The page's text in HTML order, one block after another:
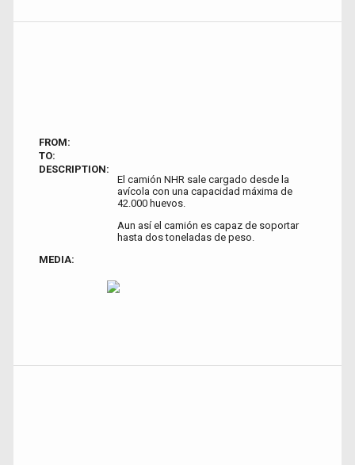
FROM:
TO:
DESCRIPTION:
El camión NHR sale cargado desde la
avícola con una capacidad máxima de
42.000 huevos.
Aun así el camión es capaz de soportar
hasta dos toneladas de peso.
MEDIA: